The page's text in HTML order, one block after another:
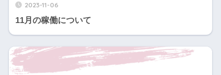
2023-11-06
11月の稼働について